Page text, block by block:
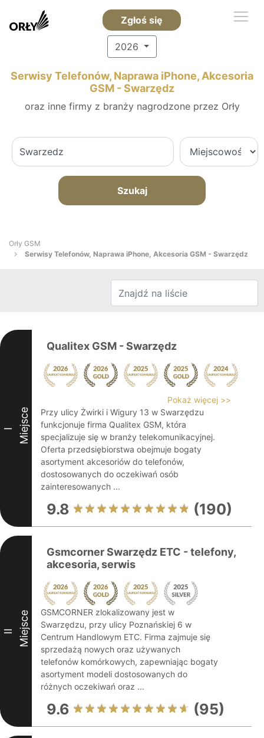
Zgłoś się
2026
Serwisy Telefonów, Naprawa iPhone, Akcesoria
GSM - Swarzędz
oraz inne firmy z branży nagrodzone przez Orły
Szukaj
Orły GSM
Serwisy Telefonów, Naprawa iPhone, Akcesoria GSM - Swarzędz
I Miejsce
Qualitex GSM - Swarzędz
Pokaż więcej >>
Przy ulicy Żwirki i Wigury 13 w Swarzędzu
funkcjonuje firma Qualitex GSM, która
specjalizuje się w branży telekomunikacyjnej.
Oferta przedsiębiorstwa obejmuje bogaty
asortyment akcesoriów do telefonów,
dostosowanych do oczekiwań osób
zainteresowanych ...
9.8 (190)
II Miejsce
Gsmcorner Swarzędz ETC - telefony,
akcesoria, serwis
GSMCORNER zlokalizowany jest w
Swarzędzu, przy ulicy Poznańskiej 6 w
Centrum Handlowym ETC. Firma zajmuje się
sprzedażą nowych oraz używanych
telefonów komórkowych, zapewniając bogaty
asortyment modeli dostosowanych do
różnych oczekiwań oraz ...
9.6 (95)